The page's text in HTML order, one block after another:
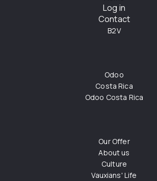
Log in
Contact
B2V
Odoo
Costa Rica
Odoo Costa Rica
Our Offer
About us
Culture
Vauxians' Life